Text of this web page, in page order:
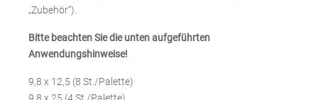
„Zubehör“).
Bitte beachten Sie die unten aufgeführten
Anwendungshinweise!
9,8 x 12,5 (8 St./Palette)